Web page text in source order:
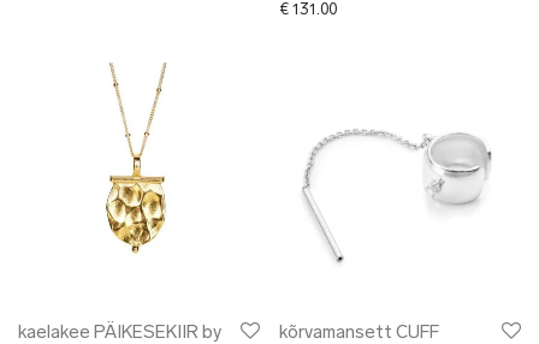
€ 131.00
kaelakee PÄIKESEKIIR by kõrvamansett CUFF